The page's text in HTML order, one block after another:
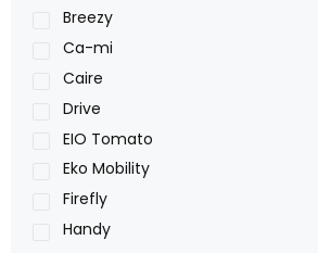
Breezy
Ca-mi
Caire
Drive
EIO Tomato
Eko Mobility
Firefly
Handy